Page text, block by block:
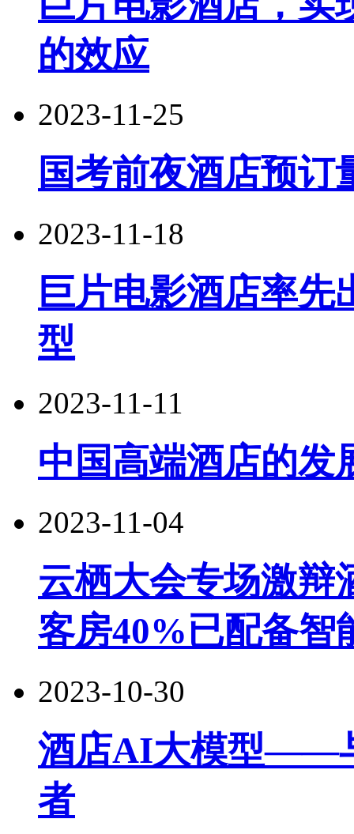
的效应
2023-11-25
国考前夜酒店预订
2023-11-18
巨片电影酒店率先
型
2023-11-11
中国高端酒店的发
2023-11-04
云栖大会专场激辩
客房40%已配备智
2023-10-30
酒店AI大模型——
者